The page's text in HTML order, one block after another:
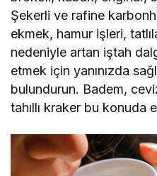
Şekerli ve rafine
ekmek, hamur işleri,
nedeniyle artan iştah
etmek için yanınızda
bulundurun. Badem,
tahıllı kraker bu konuda